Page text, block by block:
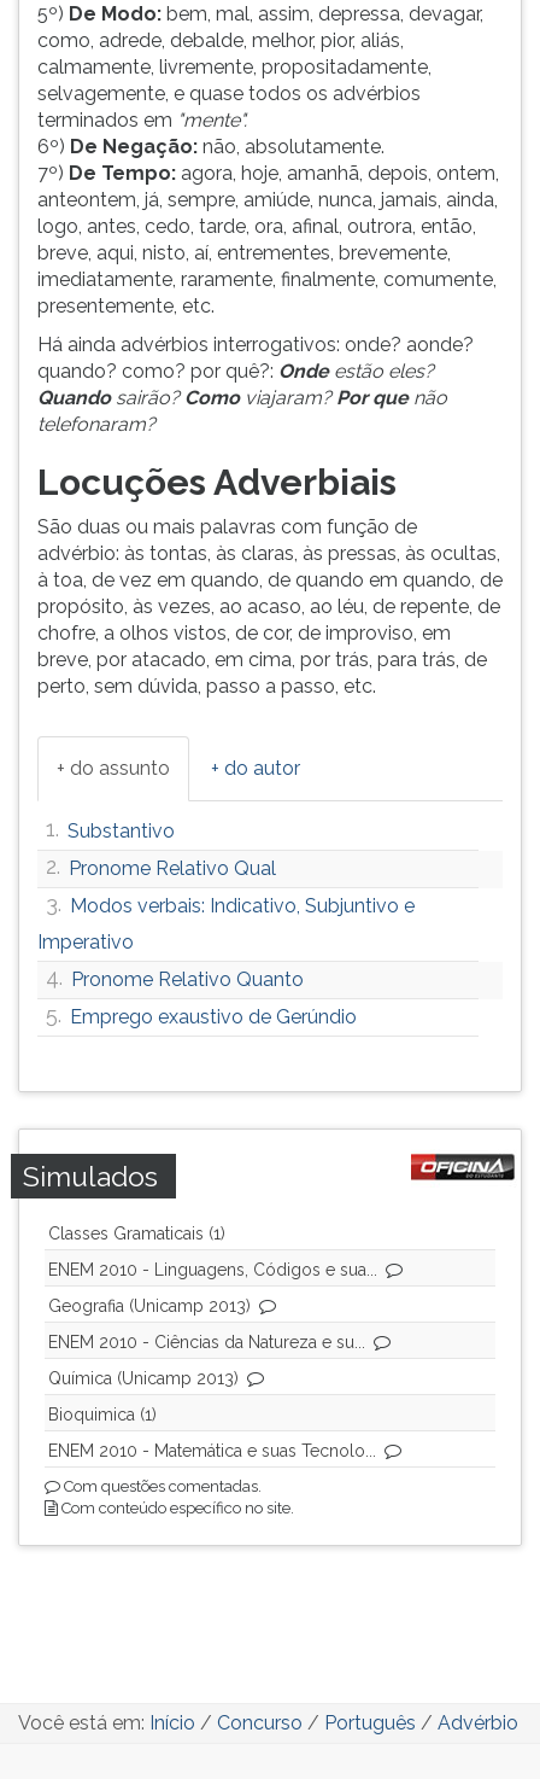
depois
Pressione
ouvir
essa
instrução
novamente.
5º) De Modo: bem, mal, assim, depressa, devagar,
como, adrede, debalde, melhor, pior, aliás,
calmamente, livremente, propositadamente,
selvagemente, e quase todos os advérbios
terminados em "mente".
6º) De Negação: não, absolutamente.
7º) De Tempo: agora, hoje, amanhã, depois, ontem,
anteontem, já, sempre, amiúde, nunca, jamais, ainda,
logo, antes, cedo, tarde, ora, afinal, outrora, então,
breve, aqui, nisto, aí, entrementes, brevemente,
imediatamente, raramente, finalmente, comumente,
presentemente, etc.
Há ainda advérbios interrogativos: onde? aonde?
quando? como? por quê?: Onde estão eles?
Quando sairão?Como viajaram?Por que não
telefonaram?
Locuções Adverbiais
São duas ou mais palavras com função de
advérbio: às tontas, às claras, às pressas, às ocultas,
à toa, de vez em quando, de quando em quando, de
propósito, às vezes, ao acaso, ao léu, de repente, de
chofre, a olhos vistos, de cor, de improviso, em
breve, por atacado, em cima, por trás, para trás, de
perto, sem dúvida, passo a passo, etc.
+ do assunto + do autor
1. Substantivo
2. Pronome Relativo Qual
3. Modos verbais: Indicativo, Subjuntivo e
Imperativo
4. Pronome Relativo Quanto
5. Emprego exaustivo de Gerúndio
Simulados
Classes Gramaticais (1)
ENEM 2010 - Linguagens, Códigos e sua...
Geografia (Unicamp 2013)
ENEM 2010 - Ciências da Natureza e su...
Química (Unicamp 2013)
Bioquimica (1)
ENEM 2010 - Matemática e suas Tecnolo...
Com questões comentadas.
Com conteúdo específico no site.
Você está em: Início / Concurso / Português / Advérbio